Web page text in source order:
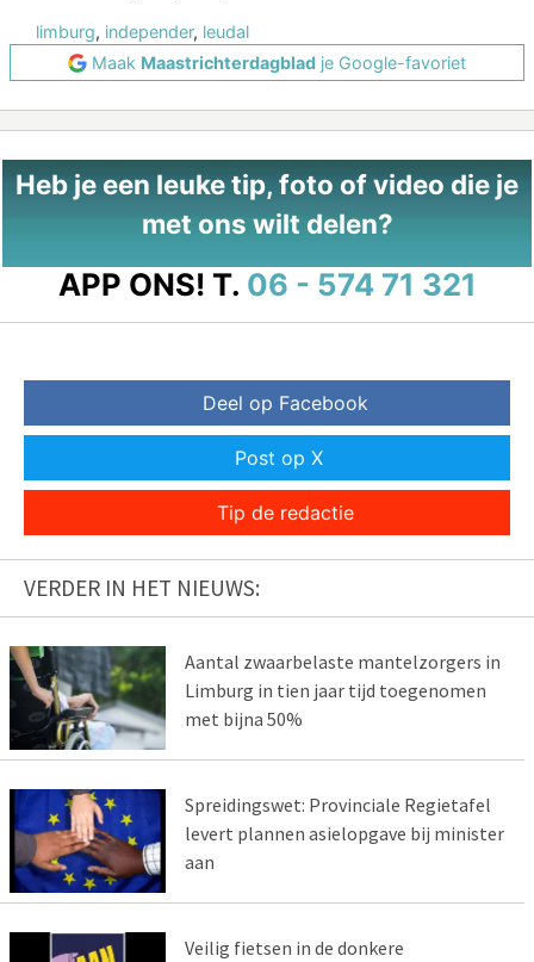
limburg, independer, leudal
Maak Maastrichterdagblad je Google-favoriet
Heb je een leuke tip, foto of video die je
met ons wilt delen?
APP ONS! T. 06 - 574 71 321
Deel op Facebook
Post op X
Tip de redactie
VERDER IN HET NIEUWS:
Aantal zwaarbelaste mantelzorgers in
Limburg in tien jaar tijd toegenomen
met bijna 50%
Spreidingswet: Provinciale Regietafel
levert plannen asielopgave bij minister
aan
Veilig fietsen in de donkere